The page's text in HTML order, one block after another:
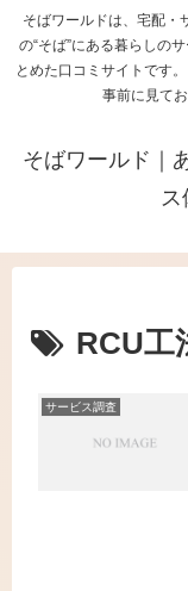
そばワールドは、宅配・
の“そば”にある暮らしの
とめた口コミサイトです
事前に見て
そばワールド｜
ス
RCU工
サービス調査